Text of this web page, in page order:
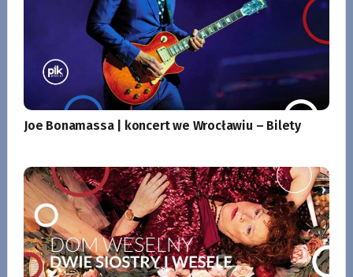
Joe Bonamassa | koncert we Wrocławiu – Bilety